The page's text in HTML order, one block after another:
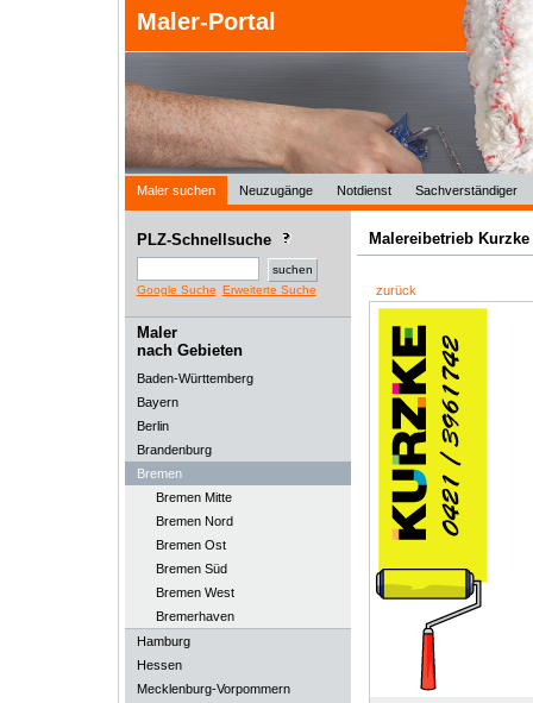
Maler-Portal
Maler suchen Neuzugänge Notdienst Sachverständiger
PLZ-Schnellsuche
Google Suche Erweiterte Suche
Maler
nach Gebieten
Baden-Württemberg
Bayern
Berlin
Brandenburg
Bremen
Bremen Mitte
Bremen Nord
Bremen Ost
Bremen Süd
Bremen West
Bremerhaven
Hamburg
Hessen
Mecklenburg-Vorpommern
Malereibetrieb
zurück